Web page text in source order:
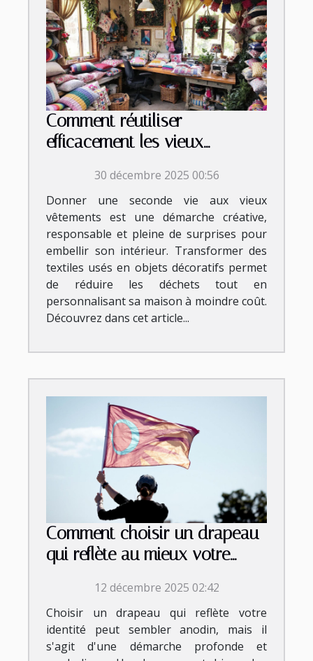
Comment réutiliser
efficacement les vieux
décorations maison ?
30 décembre 2025 00:56
Donner une seconde vie aux vieux
vêtements est une démarche créative,
responsable et pleine de surprises pour
embellir son intérieur. Transformer des
textiles usés en objets décoratifs permet
de réduire les déchets tout en
personnalisant sa maison à moindre coût.
Découvrez dans cet article...
Comment choisir un drapeau
qui reflète au mieux votre
12 décembre 2025 02:42
Choisir un drapeau qui reflète votre
identité peut sembler anodin, mais il
s'agit d'une démarche profonde et